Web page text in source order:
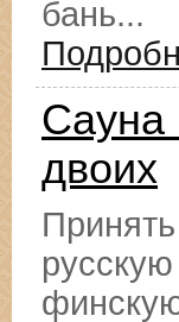
бань...
Сауна
двоих
Принять